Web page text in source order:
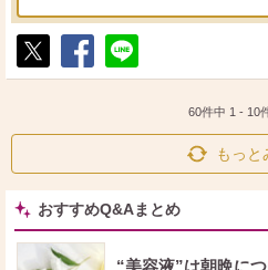
ポ
シ
送
60件中 1 - 10
もっと
おすすめQ&Aまとめ
“美容液”は朝晩に